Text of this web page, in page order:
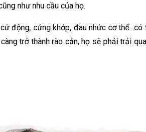
như nhu cầu của họ.
động, cứng khớp, đau nhức cơ
trở thành rào cản, họ sẽ phải trải